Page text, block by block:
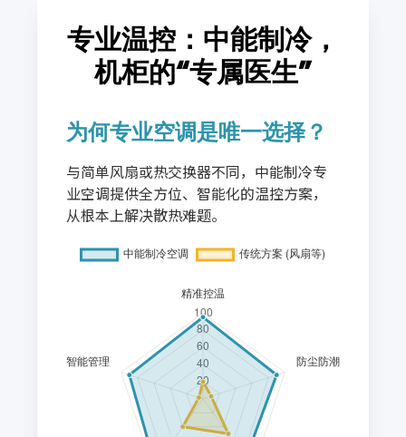
专业温控：中能制冷，
机柜的“专属医生”
为何专业空调是唯一选择？
与简单风扇或热交换器不同，中能制冷专
业空调提供全方位、智能化的温控方案，
从根本上解决散热难题。